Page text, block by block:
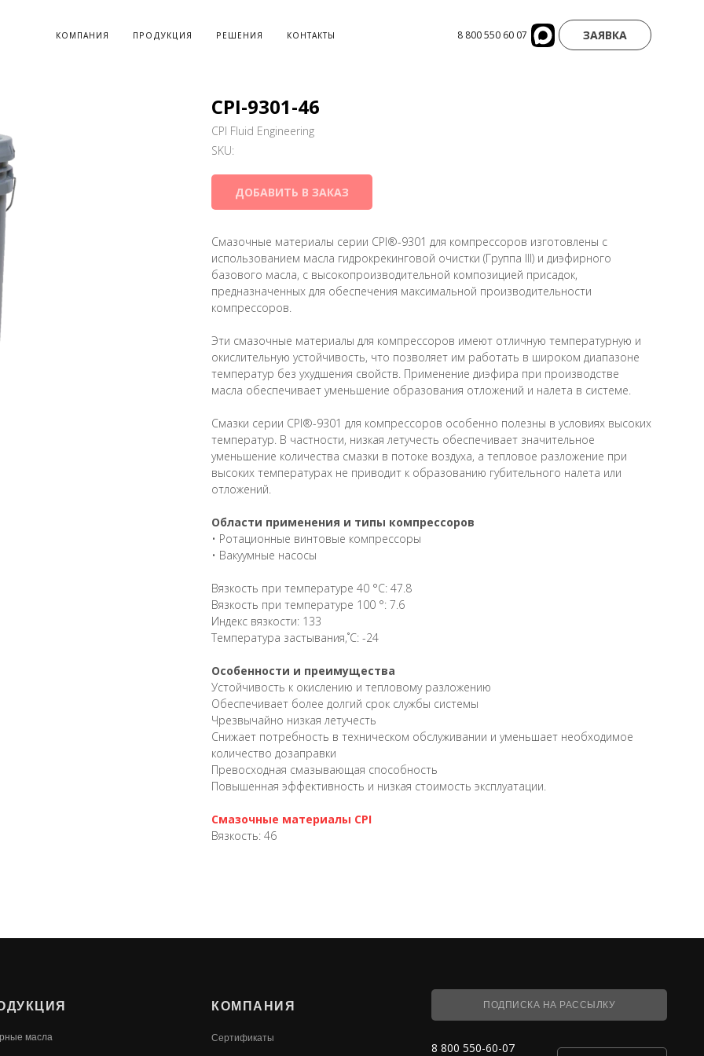
КОМПАНИЯ ПРОДУКЦИЯ РЕШЕНИЯ КОНТАКТЫ 8 800 550 60 07 ЗАЯВКА
CPI-9301-46
CPI Fluid Engineering
SKU:
ДОБАВИТЬ В ЗАКАЗ
Смазочные материалы серии CPI®-9301 для компрессоров изготовлены с
использованием масла гидрокрекинговой очистки (Группа III) и диэфирного
базового масла, с высокопроизводительной композицией присадок,
предназначенных для обеспечения максимальной производительности
компрессоров.
Эти смазочные материалы для компрессоров имеют отличную температурную и
окислительную устойчивость, что позволяет им работать в широком диапазоне
температур без ухудшения свойств. Применение диэфира при производстве
масла обеспечивает уменьшение образования отложений и налета в системе.
Смазки серии CPI®-9301 для компрессоров особенно полезны в условиях высоких
температур. В частности, низкая летучесть обеспечивает значительное
уменьшение количества смазки в потоке воздуха, а тепловое разложение при
высоких температурах не приводит к образованию губительного налета или
отложений.
Области применения и типы компрессоров
• Ротационные винтовые компрессоры
• Вакуумные насосы
Вязкость при температуре 40 °С: 47.8
Вязкость при температуре 100 °: 7.6
Индекс вязкости: 133
Температура застывания,˚С: -24
Особенности и преимущества
Устойчивость к окислению и тепловому разложению
Обеспечивает более долгий срок службы системы
Чрезвычайно низкая летучесть
Снижает потребность в техническом обслуживании и уменьшает необходимое
количество дозаправки
Превосходная смазывающая способность
Повышенная эффективность и низкая стоимость эксплуатации.
Смазочные материалы CPI
Вязкость: 46
КОМПАНИЯ ПОДПИСКА НА РАССЫЛКУ
8 800 550-60-07
масла
Сертификаты